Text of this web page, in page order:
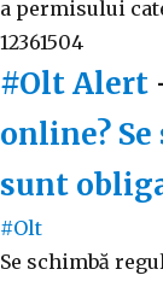
a permisului
12361504
#Olt Alert
online?
sunt
#Olt
Se schimbă